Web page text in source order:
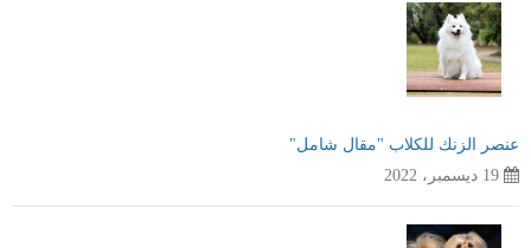
عنصر الزنك للكلاب "مقال شامل"
19 ديسمبر، 2022